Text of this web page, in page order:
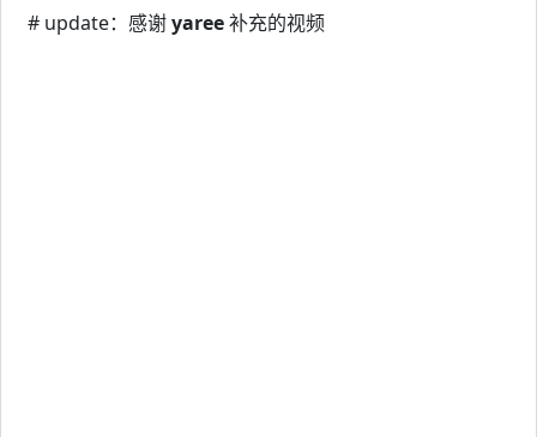
# update：感谢yaree补充的视频